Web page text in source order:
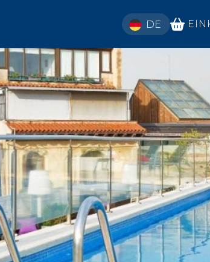
SELECT YOUR
DE